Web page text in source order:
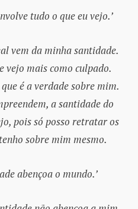
tudo o que eu vejo.’
vem da minha santidade.
vejo mais como culpado.
é a verdade sobre mim.
a santidade do
pois só posso retratar os
sobre mim mesmo.
abençoa o mundo.’